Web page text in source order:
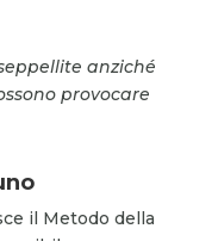
anziché
provocare
il Metodo della